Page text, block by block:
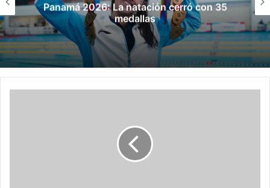
Panamá 2026: La natación cerró con 35
medallas